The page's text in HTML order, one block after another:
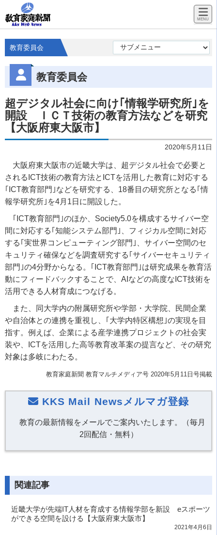
教育委員会
教育委員会
超デジタル社会に向け｢情報学研究所｣を
開設 ＩＣＴ技術の教育方法などを研究
【大阪府東大阪市】
2020年5月11日
大阪府東大阪市の近畿大学は、超デジタル社会で必要と
されるICT技術の教育方法とICTを活用した教育に対応する
｢ICT教育部門｣などを研究する、18番目の研究所となる｢情
報学研究所｣を4月1日に開設した。
｢ICT教育部門｣のほか、Society5.0を構成するサイバー空
間に対応する｢知能システム部門｣、フィジカル空間に対応
する｢実世界コンピューティング部門｣、サイバー空間のセ
キュリティ確保などを調査研究する｢サイバーセキュリティ
部門｣の4分野からなる。｢ICT教育部門｣は研究成果を教育活
動にフィードバックすることで、AIなどの高度なICT技術を
活用できる人材育成につなげる。
また、同大学内の附属研究所や学部・大学院、民間企業
や自治体との連携を重視し、｢大学内特区構想｣の実現を目
指す。例えば、企業による産学連携プロジェクトの社会実
装や、ICTを活用した高等教育改革案の提言など、その研究
対象は多岐にわたる。
教育家庭新聞 教育マルチメディア号 2020年5月11日号掲載
KKS Mail Newsメルマガ登録
教育の最新情報をメールでご案内いたします。（毎月
2回配信・無料）
関連記事
近畿大学が先端IT人材を育成する情報学部を新設 eスポーツ
ができる空間を設ける【大阪府東大阪市】
2021年4月6日